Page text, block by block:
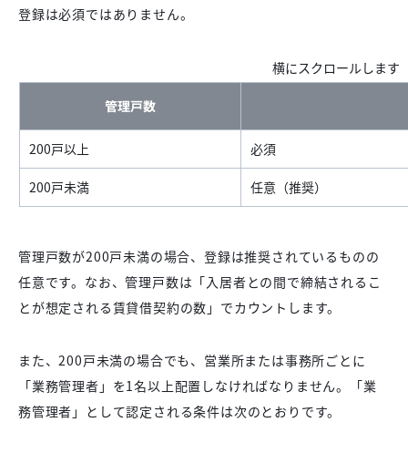
登録は必須ではありません。
管理戸数
200戸以上 必須
200戸未満 任意（推奨）
管理戸数が200戸未満の場合、登録は推奨されているものの
任意です。なお、管理戸数は「入居者との間で締結されるこ
とが想定される賃貸借契約の数」でカウントします。
また、200戸未満の場合でも、営業所または事務所ごとに
「業務管理者」を1名以上配置しなければなりません。「業
務管理者」として認定される条件は次のとおりです。